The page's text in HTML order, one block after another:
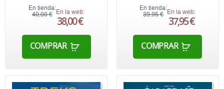
En tienda:
40,00 € En la web:
38,00 €
COMPRAR
En tienda:
39,95 € En la web:
37,95 €
COMPRAR